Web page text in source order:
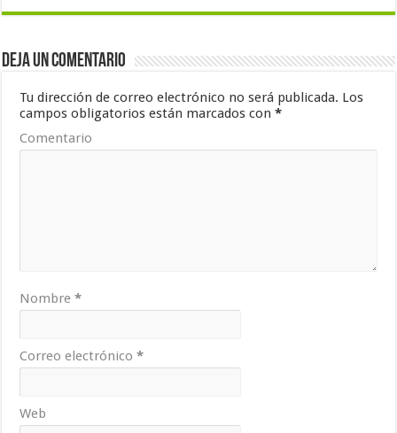
Deja un comentario
Tu dirección de correo electrónico no será publicada. Los
campos obligatorios están marcados con*
Comentario
Nombre*
Correo electrónico*
Web